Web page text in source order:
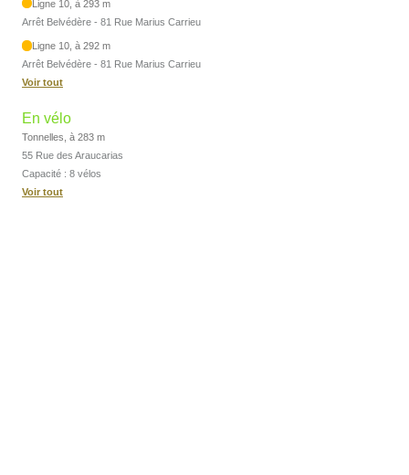
Ligne 10, à 293 m
Arrêt Belvédère - 81 Rue Marius Carrieu
Ligne 10, à 292 m
Arrêt Belvédère - 81 Rue Marius Carrieu
Voir tout
En vélo
Tonnelles, à 283 m
55 Rue des Araucarias
Capacité : 8 vélos
Voir tout